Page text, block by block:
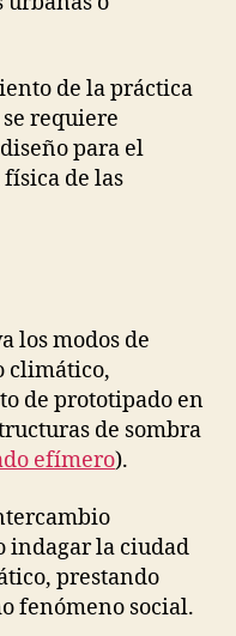
de la práctica
requiere
para el
de las
los modos de
climático,
de prototipado en
de sombra
efímero).
indagar la ciudad
prestando
fenómeno social.